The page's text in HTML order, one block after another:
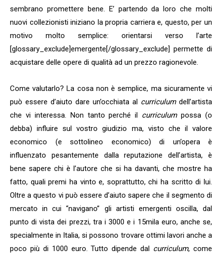
sembrano promettere bene. E’ partendo da loro che molti
nuovi collezionisti iniziano la propria carriera e, questo, per un
motivo molto semplice: orientarsi verso l’arte
[glossary_exclude]emergente[/glossary_exclude] permette di
acquistare delle opere di qualità ad un prezzo ragionevole.
Come valutarlo? La cosa non è semplice, ma sicuramente vi
può essere d’aiuto dare un’occhiata al curriculum dell’artista
che vi interessa. Non tanto perché il curriculumpossa (o
debba) influire sul vostro giudizio ma, visto che il valore
economico (e sottolineo economico) di un’opera è
influenzato pesantemente dalla reputazione dell’artista, è
bene sapere chi è l’autore che si ha davanti, che mostre ha
fatto, quali premi ha vinto e, soprattutto, chi ha scritto di lui.
Oltre a questo vi può essere d’aiuto sapere che il segmento di
mercato in cui “navigano” gli artisti emergenti oscilla, dal
punto di vista dei prezzi, tra i 3000 e i 15mila euro, anche se,
specialmente in Italia, si possono trovare ottimi lavori anche a
poco più di 1000 euro. Tutto dipende dal curriculum, come